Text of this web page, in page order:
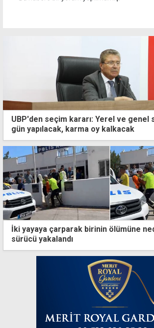
UBP'den seçim kararı: Yerel ve genel
gün yapılacak, karma oy kalkacak
İki yayaya çarparak birinin ölümüne
sürücü yakalandı